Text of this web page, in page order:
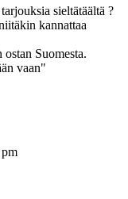
sieltätäältä ?
kannattaa
Suomesta.
vaan"